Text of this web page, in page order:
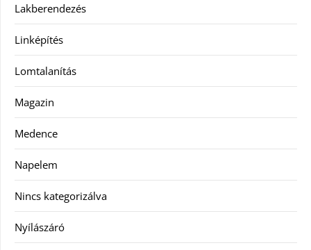
Lakberendezés
Linképítés
Lomtalanítás
Magazin
Medence
Napelem
Nincs kategorizálva
Nyílászáró